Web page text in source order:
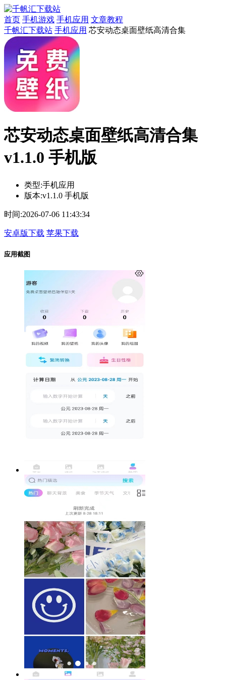
首页 手机游戏 手机应用 文章教程
千帆汇下载站 手机应用 芯安动态桌面壁纸高清合集
芯安动态桌面壁纸高清合集
v1.1.0 手机版
类型:手机应用
版本:v1.1.0 手机版
时间:2026-07-06 11:43:34
安卓版下载 苹果下载
应用截图